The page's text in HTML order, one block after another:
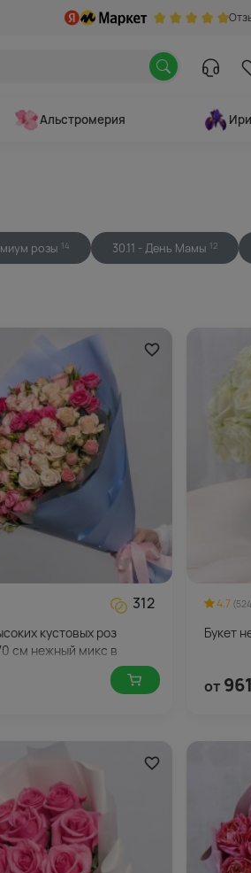
Альстромерия
розы 14 30.11 - День Мамы 12
312
кустовых роз
см нежный микс в
4.7
Букет
от